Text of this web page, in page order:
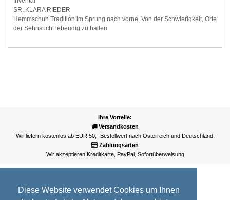
Diese Website verwendet Cookies um Ihnen
SR. KLARA RIEDER
Hemmschuh Tradition im Sprung nach vorne. Von der Schwierigkeit, Orte
der Sehnsucht lebendig zu halten
Ihre Vorteile:
Versandkosten
Wir liefern kostenlos ab EUR 50,- Bestellwert nach Österreich und Deutschland.
Zahlungsarten
Wir akzeptieren Kreditkarte, PayPal, Sofortüberweisung